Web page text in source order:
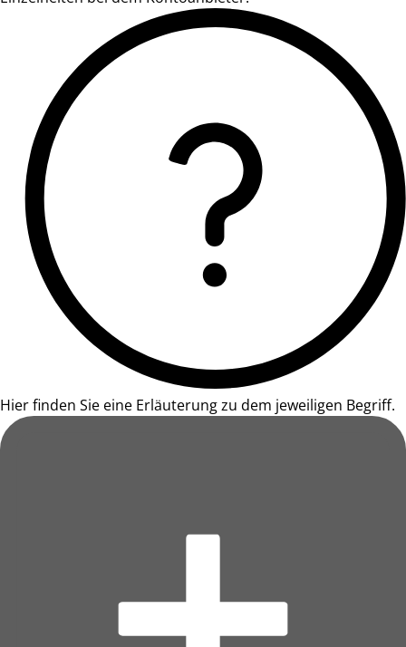
Hier finden Sie eine Erläuterung zu dem jeweiligen Begriff.